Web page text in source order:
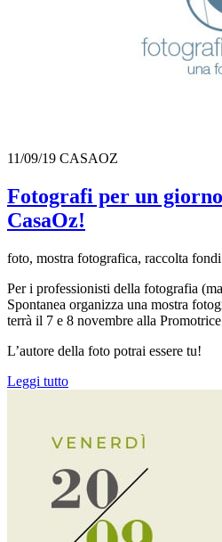
11/09/19 CASAOZ
Fotografi per un
CasaOz!
foto, mostra fotografica, raccolta fondi
Per i professionisti della fotografia
Spontanea organizza una mostra
terrà il 7 e 8 novembre alla
L’autore della foto potrai essere tu!
Leggi tutto